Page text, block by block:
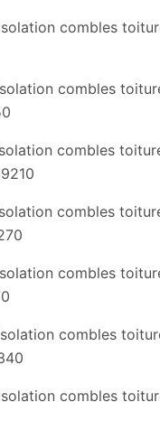
combles
combles
combles
combles
combles
combles
combles